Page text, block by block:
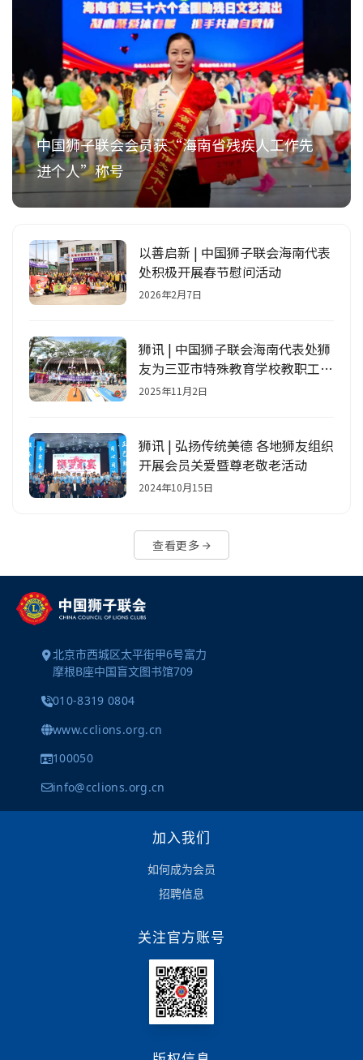
中国狮子联会会员获“海南省残疾人工作先
进个人”称号
以善启新 | 中国狮子联会海南代表
处积极开展春节慰问活动
2026年2月7日
狮讯 | 中国狮子联会海南代表处狮
友为三亚市特殊教育学校教职工开
展防溺水安全培训
2025年11月2日
狮讯 | 弘扬传统美德 各地狮友组织
开展会员关爱暨尊老敬老活动
2024年10月15日
查看更多
北京市西城区太平街甲6号富力
摩根B座中国盲文图书馆709
010-8319 0804
www.cclions.org.cn
100050
info@cclions.org.cn
加入我们
如何成为会员
招聘信息
关注官方账号